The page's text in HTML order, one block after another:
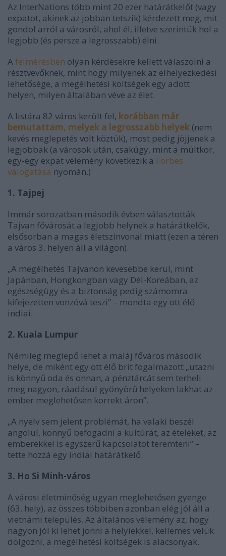
Az InterNations több mint 20 ezer határátkelőt (vagy
expatot, akinek az jobban tetszik) kérdezett meg, mit
gondol arról a városról, ahol él, illetve szerintük hol a
legjobb (és persze a legrosszabb) élni.
A felmérésben olyan kérdésekre kellett válaszolni a
résztvevőknek, mint hogy milyenek az elhelyezkedési
lehetősége, a megélhetési költségek egy adott
helyen, milyen általában véve az élet.
A listára 82 város került fel, korábban már
bemutattam, melyek a legrosszabb helyek (nem
kevés meglepetés volt köztük), most pedig jöjjenek a
legjobbak (a városok után, csakúgy, mint a múltkor,
egy-egy expat vélemény következik a Forbes
válogatása nyomán.)
1. Tajpej
Immár sorozatban második évben választották
Tajvan fővárosát a legjobb helynek a határátkelők,
elsősorban a magas életszínvonal miatt (ezen a téren
a város 3. helyen áll a világon).
„A megélhetés Tajvanon kevesebbe kerül, mint
Japánban, Hongkongban vagy Dél-Koreában, az
egészségügy és a biztonság pedig számomra
kifejezetten vonzóvá teszi” – mondta egy ott élő
indiai.
2. Kuala Lumpur
Némileg meglepő lehet a maláj főváros második
helye, de miként egy ott élő brit fogalmazott „utazni
is könnyű oda és onnan, a pénztárcát sem terheli
meg nagyon, ráadásul gyönyörű helyeken lakhat az
ember meglehetősen korrekt áron”.
„A nyelv sem jelent problémát, ha valaki beszél
angolul, könnyű befogadni a kultúrát, az ételeket, az
emberekkel is egyszerű kapcsolatot teremteni” –
tette hozzá egy indiai határátkelő.
3. Ho Si Minh-város
A városi életminőség ugyan meglehetősen gyenge
(63. hely), az összes többiben azonban elég jól áll a
vietnámi település. Az általános vélemény az, hogy
nagyon jól ki lehet jönni a helyiekkel, kellemes velük
dolgozni, a megélhetési költségek is alacsonyak.